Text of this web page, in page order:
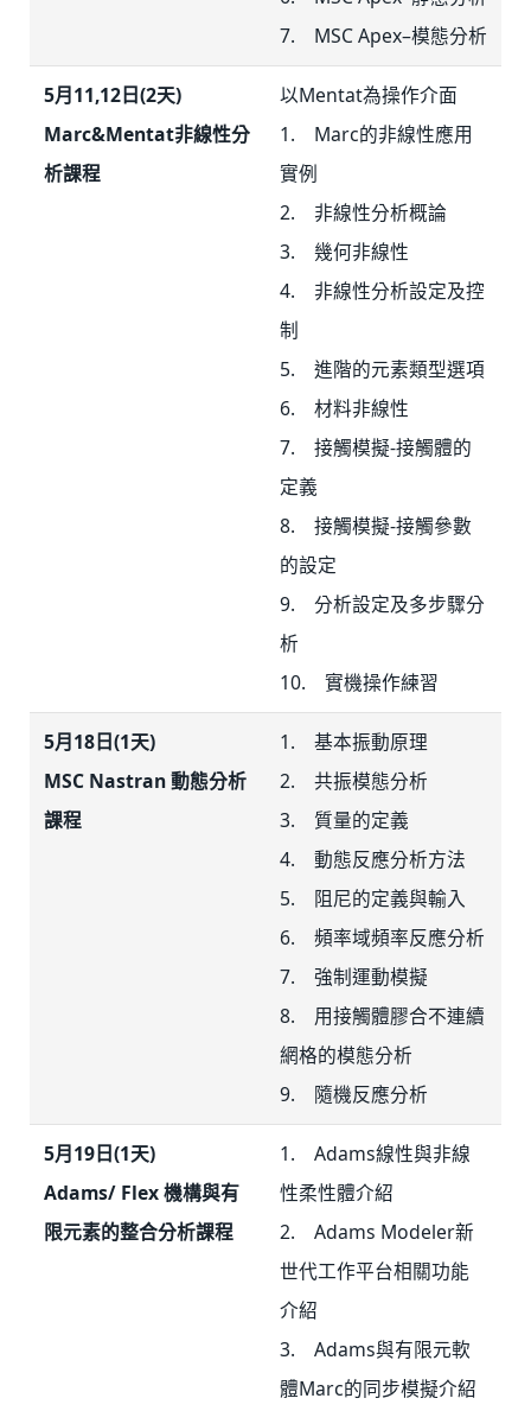
7. MSC Apex–模態分析
5月11,12日(2天)
Marc&Mentat非線性分
析課程
以Mentat為操作介面
1. Marc的非線性應用
實例
2. 非線性分析概論
3. 幾何非線性
4. 非線性分析設定及控
制
5. 進階的元素類型選項
6. 材料非線性
7. 接觸模擬-接觸體的
定義
8. 接觸模擬-接觸參數
的設定
9. 分析設定及多步驟分
析
10. 實機操作練習
5月18日(1天)
MSC Nastran 動態分析
課程
1. 基本振動原理
2. 共振模態分析
3. 質量的定義
4. 動態反應分析方法
5. 阻尼的定義與輸入
6. 頻率域頻率反應分析
7. 強制運動模擬
8. 用接觸體膠合不連續
網格的模態分析
9. 隨機反應分析
5月19日(1天)
Adams/ Flex 機構與有
限元素的整合分析課程
1. Adams線性與非線
性柔性體介紹
2. Adams Modeler新
世代工作平台相關功能
介紹
3. Adams與有限元軟
體Marc的同步模擬介紹